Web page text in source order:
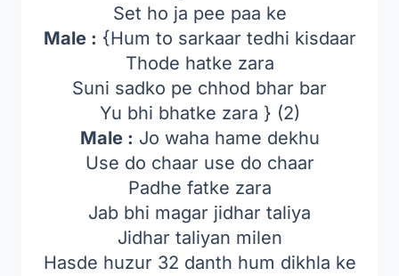
Set ho ja pee paa ke
Male : {Hum to sarkaar tedhi kisdaar
Thode hatke zara
Suni sadko pe chhod bhar bar
Yu bhi bhatke zara } (2)
Male : Jo waha hame dekhu
Use do chaar use do chaar
Padhe fatke zara
Jab bhi magar jidhar taliya
Jidhar taliyan milen
Hasde huzur 32 danth hum dikhla ke